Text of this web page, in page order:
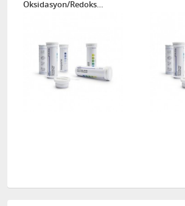
Oksidasyon/Redoks